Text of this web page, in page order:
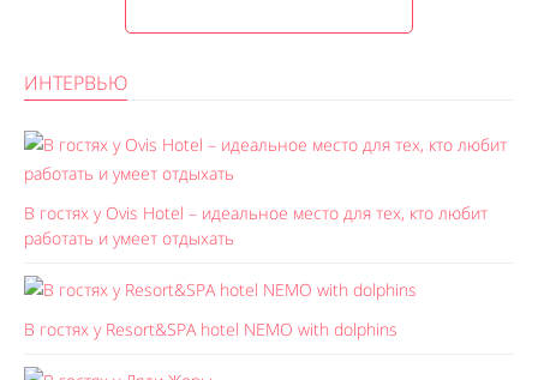
ИНТЕРВЬЮ
В гостях у Ovis Hotel – идеальное место для тех, кто любит
работать и умеет отдыхать
В гостях у Resort&SPA hotel NEMO with dolphins